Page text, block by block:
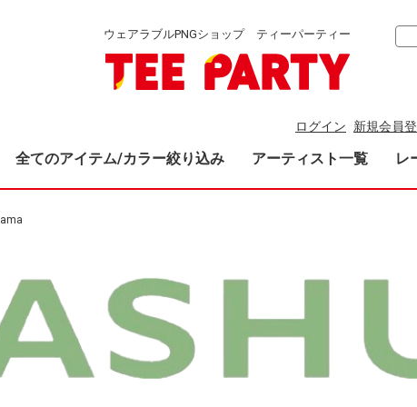
ウェアラブルPNGショップ ティーパーティー
ログイン 新規会員
全てのアイテム/カラー絞り込み アーティスト一覧 レ
lama